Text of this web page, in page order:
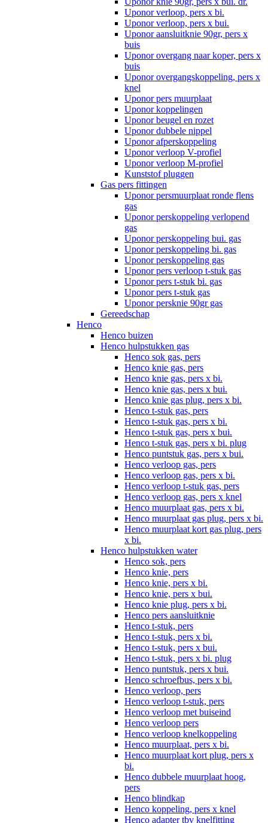
Uponor verloop, pers x bi.
Uponor verloop, pers x bui.
Uponor aansluitknie 90gr, pers x
buis
Uponor overgang naar koper, pers x
buis
Uponor overgangskoppeling, pers x
knel
Uponor pers muurplaat
Uponor koppelingen
Uponor beugel en rozet
Uponor dubbele nippel
Uponor afperskoppeling
Uponor verloop V-profiel
Uponor verloop M-profiel
Kunststof pluggen
Gas pers fittingen
Uponor persmuurplaat ronde flens
gas
Uponor perskoppeling verlopend
gas
Uponor perskoppeling bui. gas
Uponor perskoppeling bi. gas
Uponor perskoppeling gas
Uponor pers verloop t-stuk gas
Uponor pers t-stuk bi. gas
Uponor pers t-stuk gas
Uponor persknie 90gr gas
Gereedschap
Henco
Henco buizen
Henco hulpstukken gas
Henco sok gas, pers
Henco knie gas, pers
Henco knie gas, pers x bi.
Henco knie gas, pers x bui.
Henco knie gas plug, pers x bi.
Henco t-stuk gas, pers
Henco t-stuk gas, pers x bi.
Henco t-stuk gas, pers x bui.
Henco t-stuk gas, pers x bi. plug
Henco puntstuk gas, pers x bui.
Henco verloop gas, pers
Henco verloop gas, pers x bi.
Henco verloop t-stuk gas, pers
Henco verloop gas, pers x knel
Henco muurplaat gas, pers x bi.
Henco muurplaat gas plug, pers x bi.
Henco muurplaat kort gas plug, pers
x bi.
Henco hulpstukken water
Henco sok, pers
Henco knie, pers
Henco knie, pers x bi.
Henco knie, pers x bui.
Henco knie plug, pers x bi.
Henco pers aansluitknie
Henco t-stuk, pers
Henco t-stuk, pers x bi.
Henco t-stuk, pers x bui.
Henco t-stuk, pers x bi. plug
Henco puntstuk, pers x bui.
Henco schroefbus, pers x bi.
Henco verloop, pers
Henco verloop t-stuk, pers
Henco verloop met buiseind
Henco verloop pers
Henco verloop knelkoppeling
Henco muurplaat, pers x bi.
Henco muurplaat kort plug, pers x
bi.
Henco dubbele muurplaat hoog,
pers
Henco blindkap
Henco koppeling, pers x knel
Henco adapter tbv knelfitting